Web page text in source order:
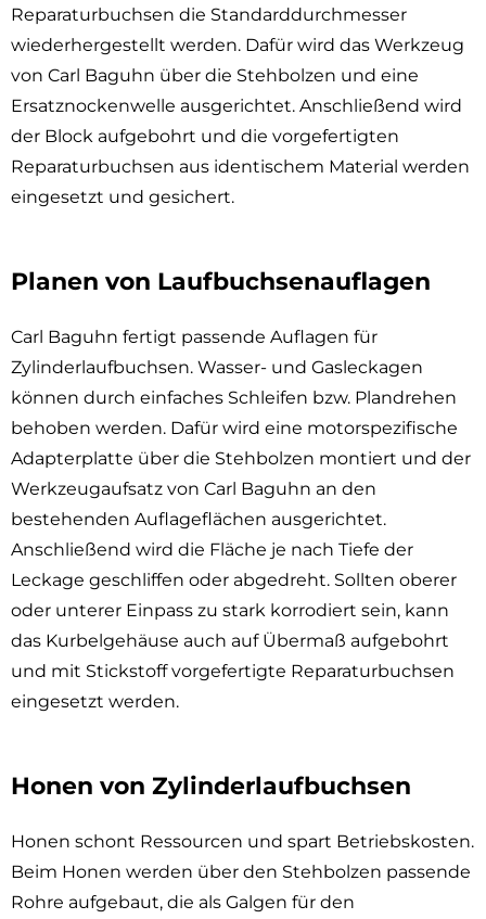
Reparaturbuchsen die Standarddurchmesser
wiederhergestellt werden. Dafür wird das Werkzeug
von Carl Baguhn über die Stehbolzen und eine
Ersatznockenwelle ausgerichtet. Anschließend wird
der Block aufgebohrt und die vorgefertigten
Reparaturbuchsen aus identischem Material werden
eingesetzt und gesichert.
Planen von Laufbuchsenauflagen
Carl Baguhn fertigt passende Auflagen für
Zylinderlaufbuchsen. Wasser- und Gasleckagen
können durch einfaches Schleifen bzw. Plandrehen
behoben werden. Dafür wird eine motorspezifische
Adapterplatte über die Stehbolzen montiert und der
Werkzeugaufsatz von Carl Baguhn an den
bestehenden Auflageflächen ausgerichtet.
Anschließend wird die Fläche je nach Tiefe der
Leckage geschliffen oder abgedreht. Sollten oberer
oder unterer Einpass zu stark korrodiert sein, kann
das Kurbelgehäuse auch auf Übermaß aufgebohrt
und mit Stickstoff vorgefertigte Reparaturbuchsen
eingesetzt werden.
Honen von Zylinderlaufbuchsen
Honen schont Ressourcen und spart Betriebskosten.
Beim Honen werden über den Stehbolzen passende
Rohre aufgebaut, die als Galgen für den